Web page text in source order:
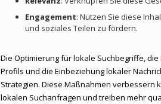
Engagement: Nutzen Sie diese
und soziales Teilen zu fördern.
Die Optimierung für lokale Suchbegriffe,
Profils und die Einbeziehung lokaler
Strategien. Diese Maßnahmen verbessern
lokalen Suchanfragen und treiben mehr